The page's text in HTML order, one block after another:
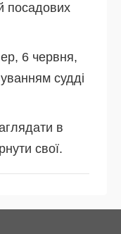
посадових
6 червня,
судді
в
свої.